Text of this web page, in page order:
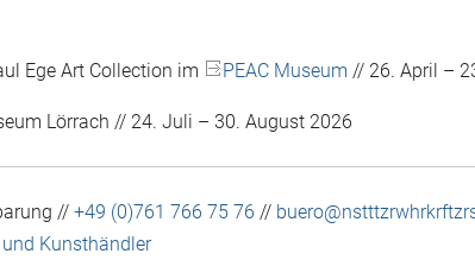
Ege Art Collection im PEAC Museum // 26. April –
Lörrach // 24. Juli – 30. August 2026
// +49 (0)761 766 75 76 //
Kunsthändler